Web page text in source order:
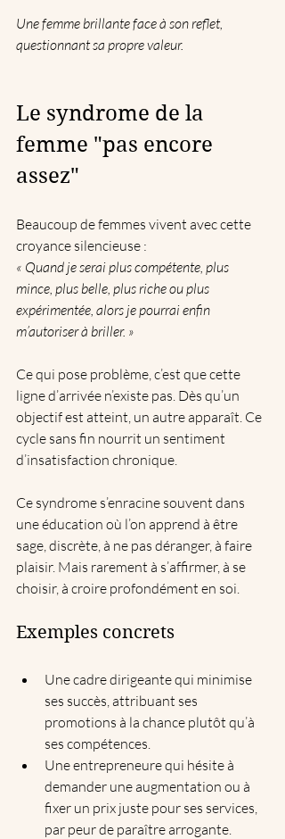
Une femme brillante face à son reflet,
questionnant sa propre valeur.
Le syndrome de la
femme "pas encore
assez"
Beaucoup de femmes vivent avec cette
croyance silencieuse :
« Quand je serai plus compétente, plus
mince, plus belle, plus riche ou plus
expérimentée, alors je pourrai enfin
m’autoriser à briller. »
Ce qui pose problème, c’est que cette
ligne d’arrivée n’existe pas. Dès qu’un
objectif est atteint, un autre apparaît. Ce
cycle sans fin nourrit un sentiment
d’insatisfaction chronique.
Ce syndrome s’enracine souvent dans
une éducation où l’on apprend à être
sage, discrète, à ne pas déranger, à faire
plaisir. Mais rarement à s’affirmer, à se
choisir, à croire profondément en soi.
Exemples concrets
Une cadre dirigeante qui minimise
ses succès, attribuant ses
promotions à la chance plutôt qu’à
ses compétences.
Une entrepreneure qui hésite à
demander une augmentation ou à
fixer un prix juste pour ses services,
par peur de paraître arrogante.